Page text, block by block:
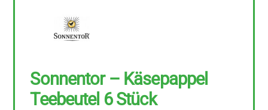
Sonnentor – Käsepappel
Teebeutel 6 Stück